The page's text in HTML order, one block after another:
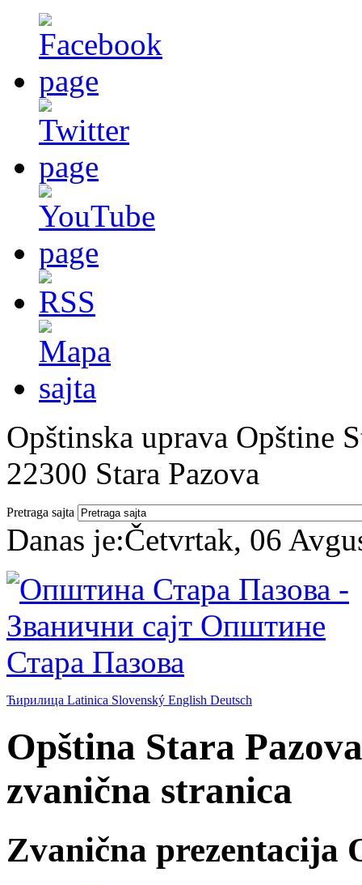
Opštinska uprava Opštine
22300 Stara Pazova
Pretraga sajta
Danas je:Četvrtak, 06
Ћирилица Latinica Slovenský English Deutsch
Opština Stara
zvanična stranica
Zvanična prezentacija